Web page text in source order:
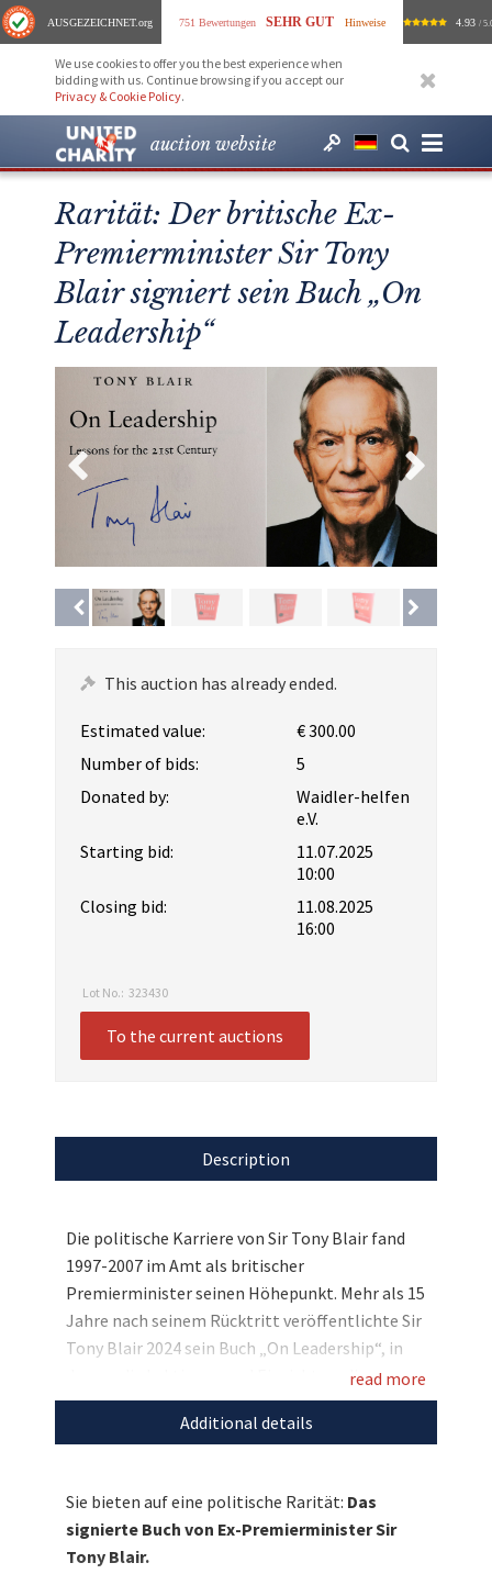
AUSGEZEICHNET.org 751 Bewertungen SEHR GUT Hinweise 4.93 /
We use cookies to offer you the best experience when
bidding with us. Continue browsing if you accept our
Privacy & Cookie Policy.
auction website
Rarität: Der britische Ex-
Premierminister Sir Tony
Blair signiert sein Buch „On
Leadership“
This auction has already ended.
Estimated value:
€ 300.00
Number of bids:
5
Donated by:
Waidler-helfen
e.V.
Starting bid:
11.07.2025
10:00
Closing bid:
11.08.2025
16:00
Lot No.: 323430
To the current auctions
Description
Die politische Karriere von Sir Tony Blair fand
1997-2007 im Amt als britischer
Premierminister seinen Höhepunkt. Mehr als 15
Jahre nach seinem Rücktritt veröffentlichte Sir
Tony Blair 2024 sein Buch „On Leadership“, in
dem er die Lektionen und Einsichten, die er
während seiner Amtszeit gewonnen hat,
enthüllt. Sie haben bei uns die einmalige
handsigniert von Sir Tony Blair und in der
britischen Originalfassung. Bieten sie mit und
sichern Sie sich diese politische Rarität. Sie
read more
Additional details
Sie bieten auf eine politische Rarität: Das
signierte Buch von Ex-Premierminister Sir
Tony Blair.